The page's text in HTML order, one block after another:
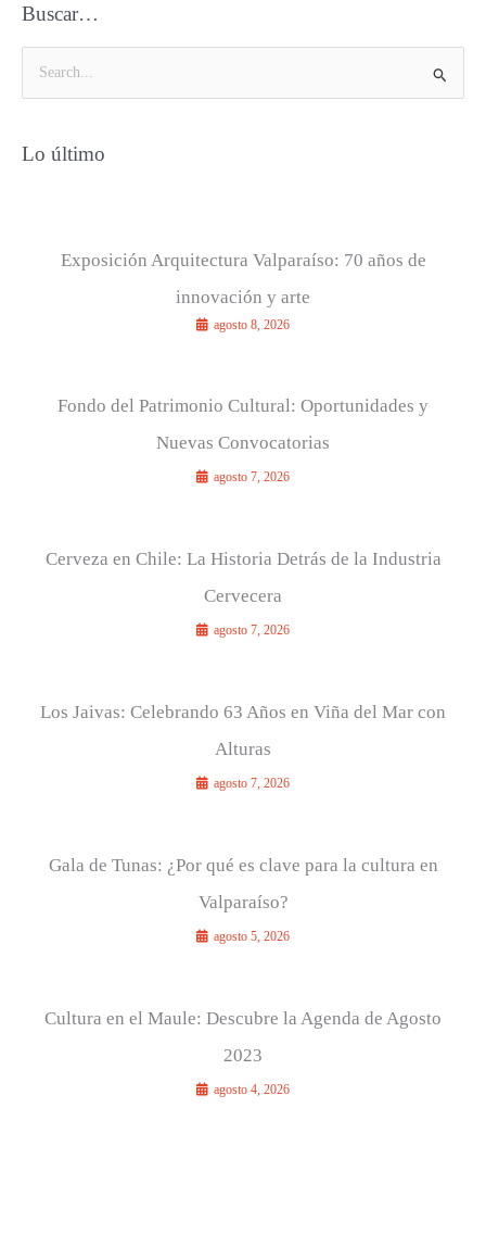
Buscar…
c
Lo último
Exposición Arquitectura Valparaíso: 70 años de
innovación y arte
agosto 8, 2026
Fondo del Patrimonio Cultural: Oportunidades y
Nuevas Convocatorias
agosto 7, 2026
Cerveza en Chile: La Historia Detrás de la Industria
Cervecera
agosto 7, 2026
Los Jaivas: Celebrando 63 Años en Viña del Mar con
Alturas
agosto 7, 2026
Gala de Tunas: ¿Por qué es clave para la cultura en
Valparaíso?
agosto 5, 2026
Cultura en el Maule: Descubre la Agenda de Agosto
2023
agosto 4, 2026